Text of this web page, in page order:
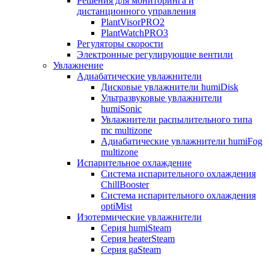
дистанционного управления
PlantVisorPRO2
PlantWatchPRO3
Регуляторы скорости
Электронные регулирующие вентили
Увлажнение
Адиабатические увлажнители
Дисковые увлажнители humiDisk
Ультразвуковые увлажнители
humiSonic
Увлажнители распылительного типа
mc multizone
Адиабатические увлажнители humiFog
multizone
Испарительное охлаждение
Система испарительного охлаждения
ChillBooster
Система испарительного охлаждения
optiMist
Изотермические увлажнители
Серия humiSteam
Серия heaterSteam
Серия gaSteam